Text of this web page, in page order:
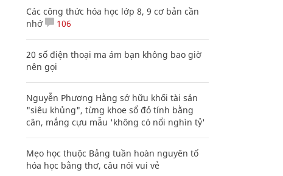
Các công thức hóa học lớp 8, 9 cơ bản cần
nhớ
106
20 số điện thoại ma ám bạn không bao giờ
nên gọi
Nguyễn Phương Hằng sở hữu khối tài sản
"siêu khủng", từng khoe sổ đỏ tính bằng
cân, mắng cựu mẫu 'không có nổi nghìn tỷ'
Mẹo học thuộc Bảng tuần hoàn nguyên tố
hóa học bằng thơ, câu nói vui vẻ